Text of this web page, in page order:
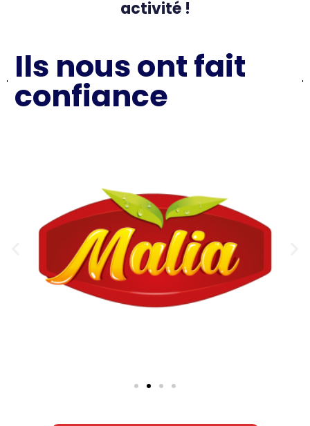
activité !
Ils nous ont fait
confiance